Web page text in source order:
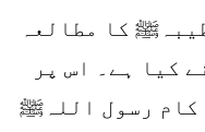
کا مطالعہ
کیا ہے۔ اس پر
کام رسول اللہﷺ